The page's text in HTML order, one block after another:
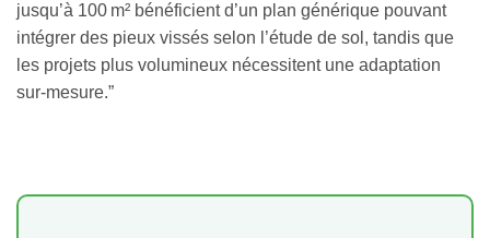
jusqu’à 100 m² bénéficient d’un plan générique pouvant
intégrer des pieux vissés selon l’étude de sol, tandis que
les projets plus volumineux nécessitent une adaptation
sur-mesure.”